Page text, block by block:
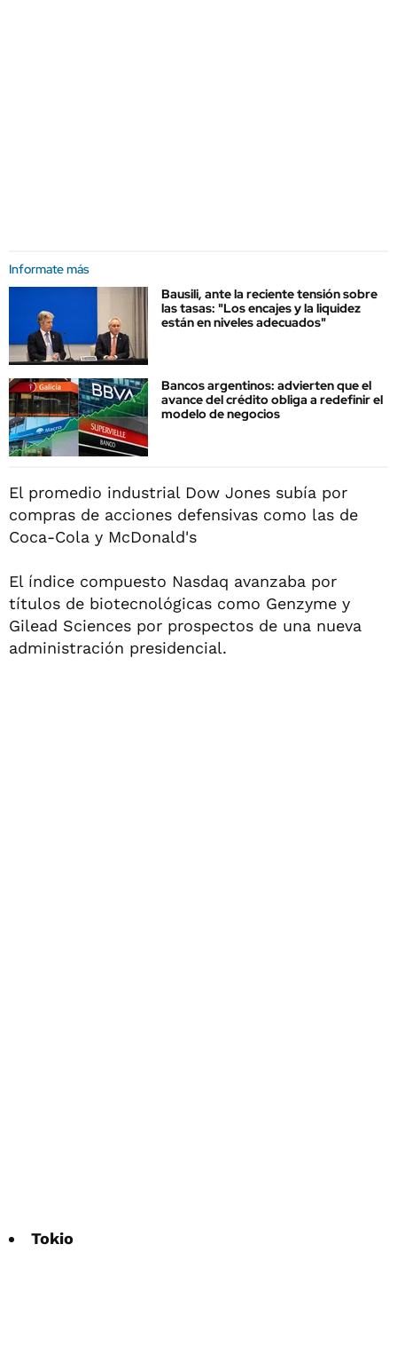
Informate más
Bausili, ante la reciente tensión sobre
las tasas: "Los encajes y la liquidez
están en niveles adecuados"
Bancos argentinos: advierten que el
avance del crédito obliga a redefinir el
modelo de negocios
El promedio industrial Dow Jones subía por
compras de acciones defensivas como las de
Coca-Cola y McDonald's
El índice compuesto Nasdaq avanzaba por
títulos de biotecnológicas como Genzyme y
Gilead Sciences por prospectos de una nueva
administración presidencial.
Tokio